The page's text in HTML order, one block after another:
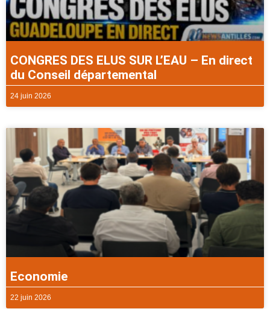
CONGRES DES ELUS SUR L’EAU – En direct
du Conseil départemental
24 juin 2026
Economie
22 juin 2026